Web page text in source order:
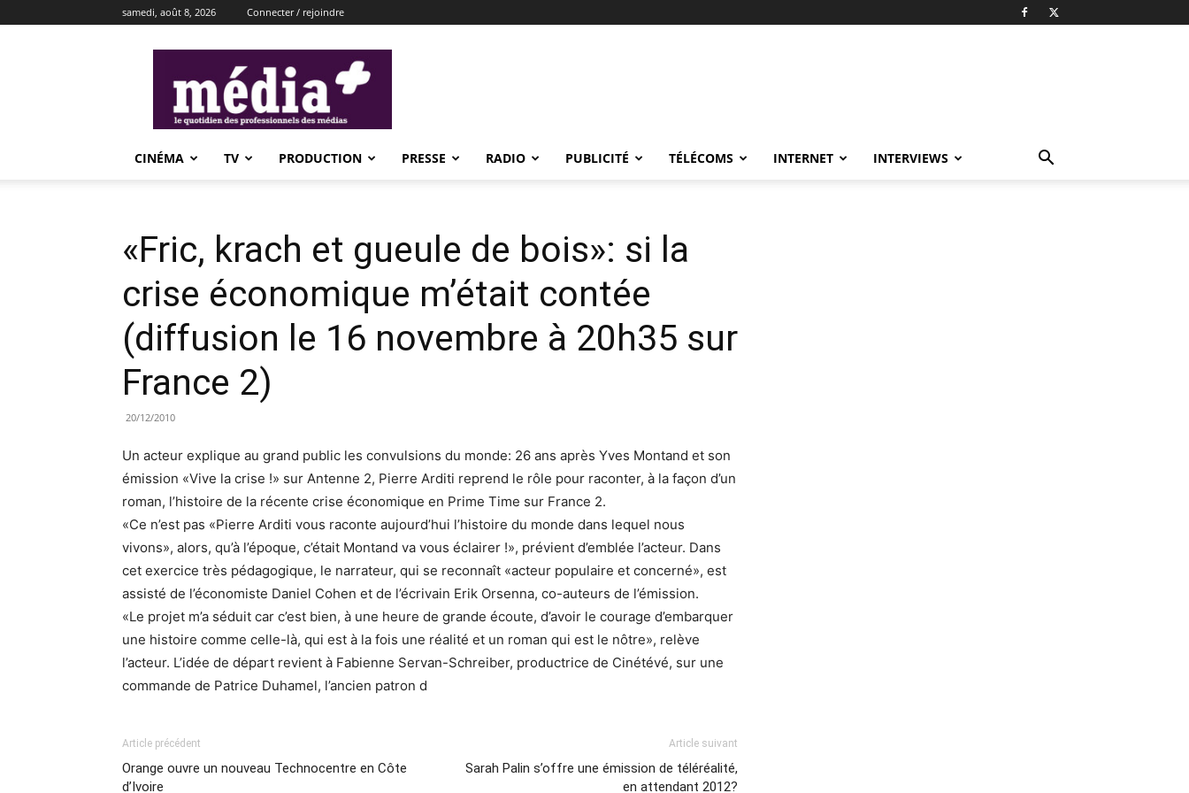
samedi, août 8, 2026 Connecter / rejoindre
CINÉMA TV PRODUCTION PRESSE RADIO PUBLICITÉ TÉLÉCOMS INTERNET INTERVIEWS
«Fric, krach et gueule de bois»: si la
crise économique m’était contée
(diffusion le 16 novembre à 20h35 sur
France 2)
20/12/2010
Un acteur explique au grand public les convulsions du monde: 26 ans après Yves Montand et son
émission «Vive la crise !» sur Antenne 2, Pierre Arditi reprend le rôle pour raconter, à la façon d’un
roman, l’histoire de la récente crise économique en Prime Time sur France 2.
«Ce n’est pas «Pierre Arditi vous raconte aujourd’hui l’histoire du monde dans lequel nous
vivons», alors, qu’à l’époque, c’était Montand va vous éclairer !», prévient d’emblée l’acteur. Dans
cet exercice très pédagogique, le narrateur, qui se reconnaît «acteur populaire et concerné», est
assisté de l’économiste Daniel Cohen et de l’écrivain Erik Orsenna, co-auteurs de l’émission.
«Le projet m’a séduit car c’est bien, à une heure de grande écoute, d’avoir le courage d’embarquer
une histoire comme celle-là, qui est à la fois une réalité et un roman qui est le nôtre», relève
l’acteur. L’idée de départ revient à Fabienne Servan-Schreiber, productrice de Cinétévé, sur une
commande de Patrice Duhamel, l’ancien patron d
Article précédent
Orange ouvre un nouveau Technocentre en Côte
d’Ivoire
Article suivant
Sarah Palin s’offre une émission de téléréalité,
en attendant 2012?